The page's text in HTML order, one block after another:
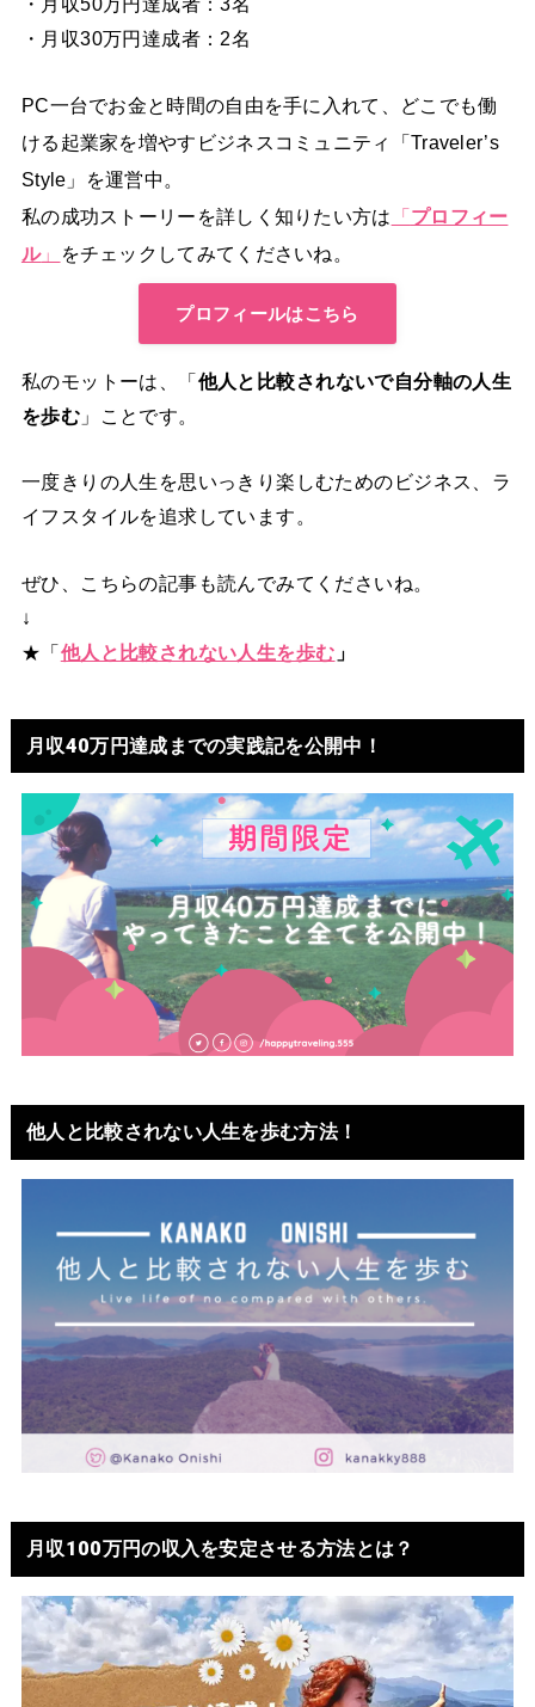
・月収30万円達成者：2名
PC一台でお金と時間の自由を手に入れて、どこでも働
ける起業家を増やすビジネスコミュニティ「Traveler’s
Style」を運営中。
私の成功ストーリーを詳しく知りたい方は 「 プロフィー
ル」 をチェックしてみてくださいね。
プロフィールはこちら
私のモットーは、「他人と比較されないで自分軸の人生
を歩む 」ことです。
一度きりの人生を思いっきり楽しむためのビジネス、ラ
イフスタイルを追求しています。
ぜひ、こちらの記事も読んでみてくださいね。
↓
★「他人と比較されない人生を歩む 」
月収40万円達成までの実践記を公開中！
他人と比較されない人生を歩む方法！
月収100万円の収入を安定させる方法とは？